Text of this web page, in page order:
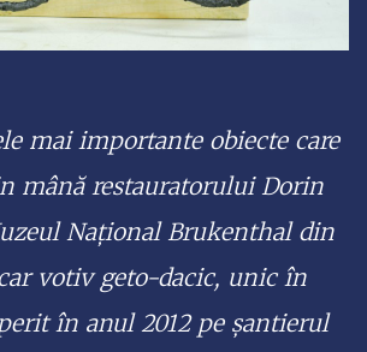
mai importante obiecte care
mână restauratorului Dorin
Național Brukenthal din
votiv geto-dacic, unic în
în anul 2012 pe șantierul